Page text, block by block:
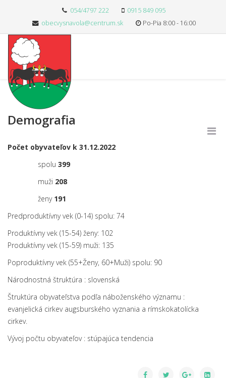
054/4797 222
0915 849 095
obecvysnavola@centrum.sk
Po-Pia 8:00 - 16:00
Demografia
Počet obyvateľov k 31.12.2022
spolu 399
muži 208
ženy 191
Predproduktívny vek (0-14) spolu: 74
Produktívny vek (15-54) ženy: 102
Produktívny vek (15-59) muži: 135
Poproduktívny vek (55+Ženy, 60+Muži) spolu: 90
Národnostná štruktúra : slovenská
Štruktúra obyvateľstva podľa náboženského významu :
evanjelická cirkev augsburského vyznania a rímskokatolícka
cirkev.
Vývoj počtu obyvateľov : stúpajúca tendencia